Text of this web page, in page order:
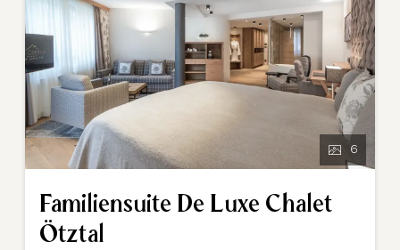
6
Familiensuite De Luxe Chalet
Ötztal